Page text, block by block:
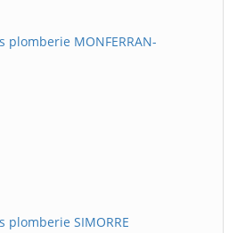
plomberie MONFERRAN-
plomberie SIMORRE